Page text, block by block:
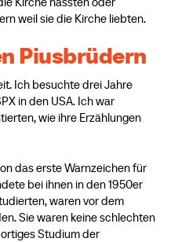
weil sie die Kirche liebten.
Piusbrüdern
Ich besuchte drei Jahre
in den USA. Ich war
wie ihre Erzählungen
das erste Warnzeichen für
bei ihnen in den 1950er
waren vor dem
Sie waren keine schlechten
Studium der